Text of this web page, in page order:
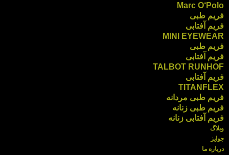
Marc O‘Polo
فریم طبی
فریم آفتابی
MINI EYEWEAR
فریم طبی
فریم آفتابی
TALBOT RUNHOF
فریم آفتابی
TITANFLEX
فریم طبی مردانه
فریم طبی زنانه
فریم آفتابی زنانه
وبلاگ
جوایز
درباره ما